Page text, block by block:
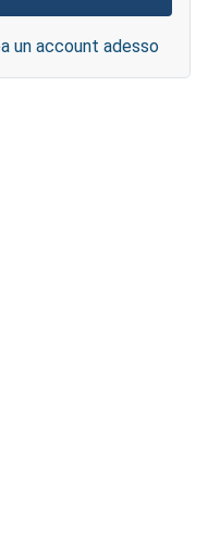
un account adesso